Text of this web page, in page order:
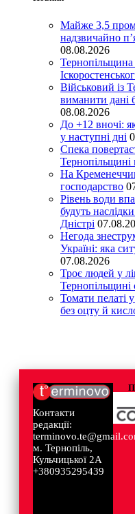
Майже 3,5
надзвичайно
08.08.2026
Тернопільщина
Військовий із
виманити дані
08.08.2026
До +12 вночі:
у наступні дні
Спека
На
господарство
Рівень води
будуть
Дністрі
Негода
Україні: яка
07.08.2026
Троє людей у
Тернопільщині
Томати пелаті
без оцту й
Контакти
редакції:
м. Тернопіль,
Кульчицької 2А
+380935295439